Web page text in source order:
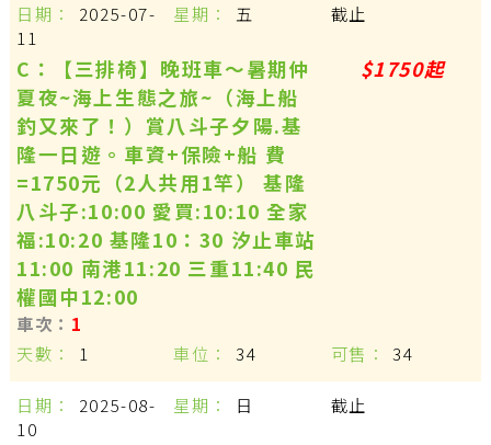
2025-07-
11
五
C：【三排椅】晚班車～暑期仲
夏夜~海上生態之旅~（海上船
釣又來了！）賞八斗子夕陽.基
隆一日遊。車資+保險+船 費
=1750元（2人共用1竿） 基隆
八斗子:10:00 愛買:10:10 全家
福:10:20 基隆10：30 汐止車站
11:00 南港11:20 三重11:40 民
權國中12:00
1
1
$1750起
34 34
截止
2025-08-
10
日 截止